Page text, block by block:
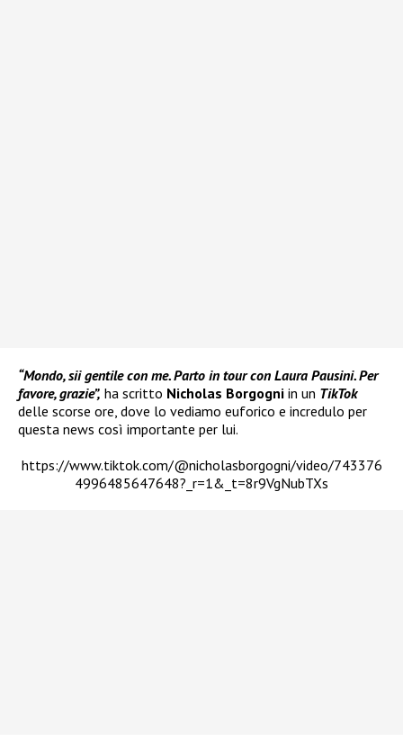
“Mondo, sii gentile con me. Parto in tour con Laura Pausini. Per
favore, grazie”, ha scritto Nicholas Borgogni in un TikTok
delle scorse ore, dove lo vediamo euforico e incredulo per
questa news così importante per lui.
https://www.tiktok.com/@nicholasborgogni/video/743376
4996485647648?_r=1&_t=8r9VgNubTXs